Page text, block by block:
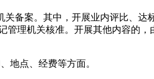
备案。其中，开展业内评比、达
理机关核准。开展其他内容的
地点、经费等方面。